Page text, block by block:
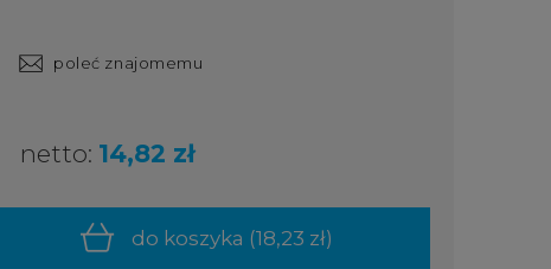
poleć znajomemu
netto: 14,82 zł
do koszyka (18,23 zł)